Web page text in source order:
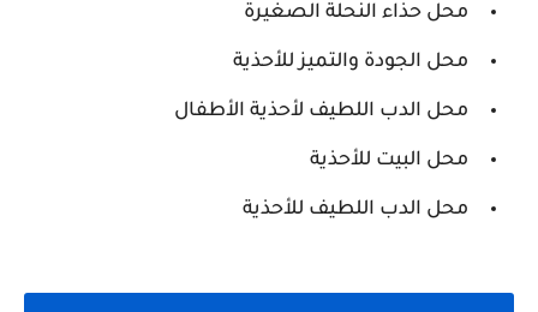
محل حذاء النحلة الصغيرة
محل الجودة والتميز للأحذية
محل الدب اللطيف لأحذية الأطفال
محل البيت للأحذية
محل الدب اللطيف للأحذية